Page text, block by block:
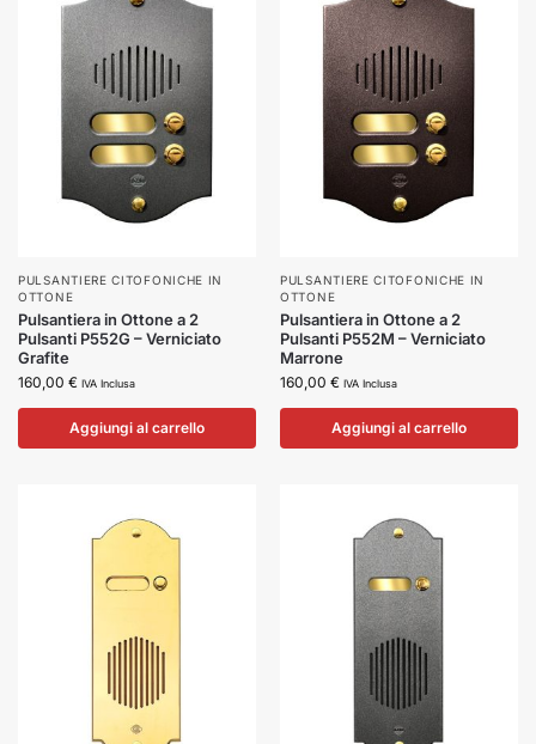
PULSANTIERE CITOFONICHE IN
OTTONE
Pulsantiera in Ottone a 2
Pulsanti P552G – Verniciato
Grafite
160,00 € IVA Inclusa
Aggiungi al carrello
PULSANTIERE CITOFONICHE IN
OTTONE
Pulsantiera in Ottone a 2
Pulsanti P552M – Verniciato
Marrone
160,00 € IVA Inclusa
Aggiungi al carrello